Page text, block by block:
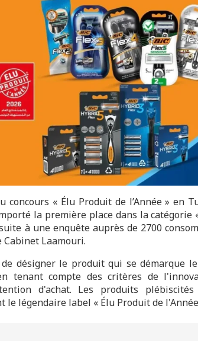
concours « Élu Produit de l’Année » en
la première place dans la catégorie
à une enquête auprès de 2700
Laamouri.
désigner le produit qui se démarque
tenant compte des critères de
d'achat. Les produits
le légendaire label « Élu Produit de